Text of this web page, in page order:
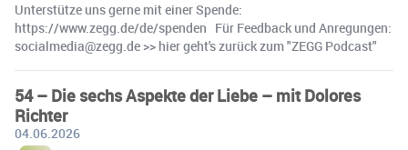
Unterstütze uns gerne mit einer Spende:
https://www.zegg.de/de/spenden Für Feedback und Anregungen:
socialmedia@zegg.de >> hier geht's zurück zum "ZEGG Podcast"
54 – Die sechs Aspekte der Liebe – mit Dolores
Richter
04.06.2026